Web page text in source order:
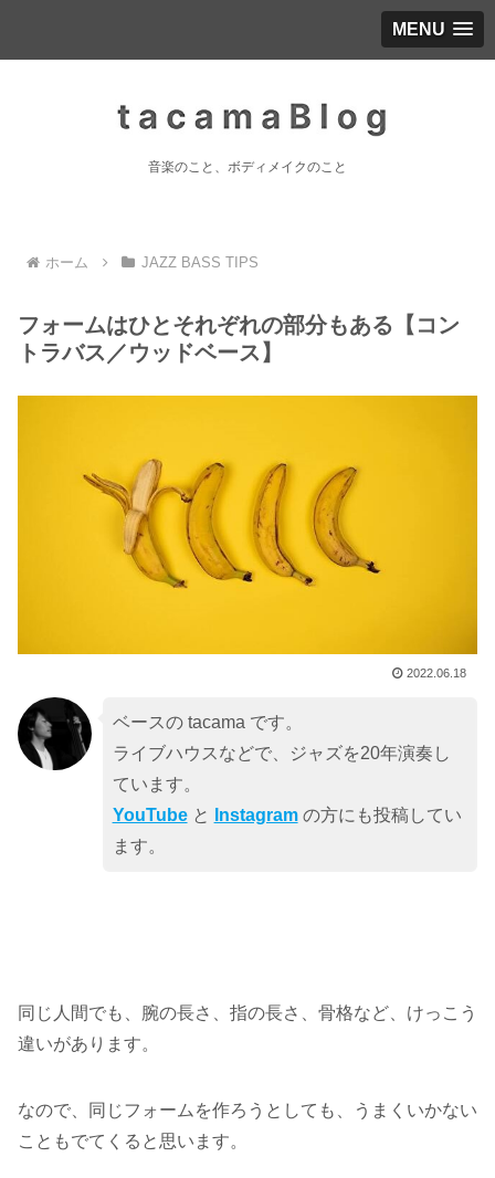
MENU
音楽のこと、ボディメイクのこと
ホーム JAZZ BASS TIPS
フォームはひとそれぞれの部分もある【コン
トラバス／ウッドベース】
2022.06.18
ベースの tacama です。
ライブハウスなどで、ジャズを20年演奏し
ています。
YouTubeと Instagramの方にも投稿してい
ます。
同じ人間でも、腕の長さ、指の長さ、骨格など、けっこう
違いがあります。
なので、同じフォームを作ろうとしても、うまくいかない
こともでてくると思います。